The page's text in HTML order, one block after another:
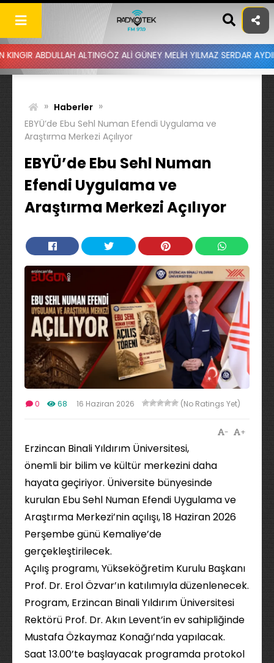
Skip
content
ALTINGÖZ ALİ GÜNEY MELİH YILMAZ SERDAR AYDIN
» Haberler »
EBYÜ’de Ebu Sehl Numan Efendi Uygulama ve
Araştırma Merkezi Açılıyor
EBYÜ’de Ebu Sehl Numan
Efendi Uygulama ve
Araştırma Merkezi Açılıyor
0 68 16 Haziran 2026 (No Ratings Yet)
+
-
Erzincan Binali Yıldırım Üniversitesi,
önemli bir bilim ve kültür merkezini daha
hayata geçiriyor. Üniversite bünyesinde
kurulan Ebu Sehl Numan Efendi Uygulama ve
Araştırma Merkezi’nin açılışı, 18 Haziran 2026
Perşembe günü Kemaliye’de
gerçekleştirilecek.
Açılış programı, Yükseköğretim Kurulu Başkanı
Prof. Dr. Erol Özvar’ın katılımıyla düzenlenecek.
Program, Erzincan Binali Yıldırım Üniversitesi
Rektörü Prof. Dr. Akın Levent’in ev sahipliğinde
Mustafa Özkaymaz Konağı’nda yapılacak.
Saat 13.00’te başlayacak programda protokol